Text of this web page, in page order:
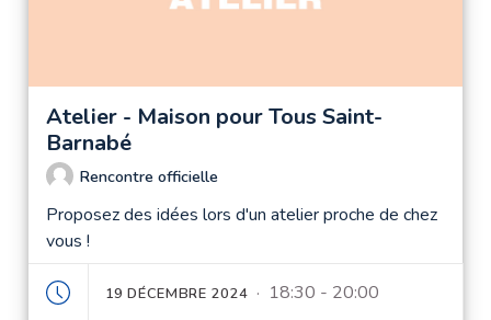
Atelier - Maison pour Tous Saint-
Barnabé
Rencontre officielle
Proposez des idées lors d'un atelier proche de chez
vous !
19 DÉCEMBRE 2024 · 18:30 - 20:00